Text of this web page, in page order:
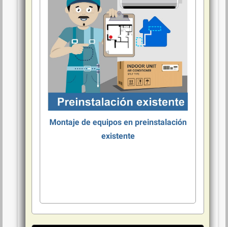
Montaje de equipos en preinstalación
existente